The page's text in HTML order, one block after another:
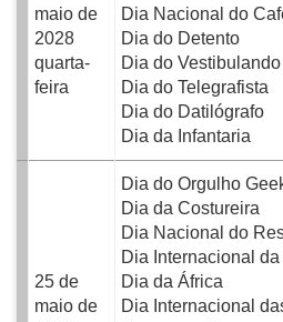
maio de
2028
quarta-
feira
Dia Nacional do
Dia do Detento
Dia do Vestibulando
Dia do Telegrafista
Dia do Datilógrafo
Dia da Infantaria
25 de
maio de
Dia do Orgulho
Dia da Costureira
Dia Nacional do
Dia Internacional
Dia da África
Dia Internacional